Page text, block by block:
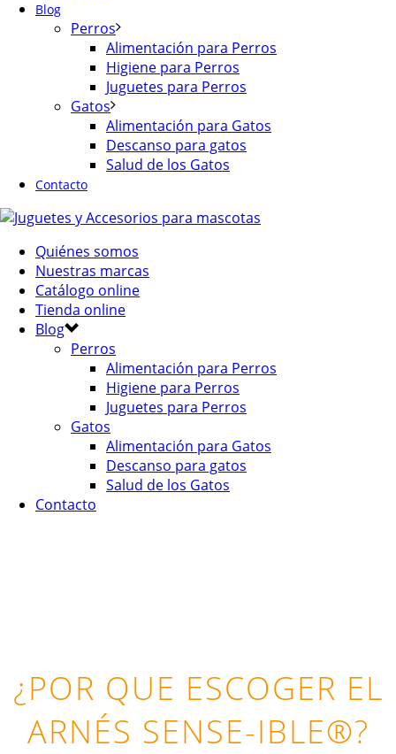
Blog
Perros
Alimentación para Perros
Higiene para Perros
Juguetes para Perros
Gatos
Alimentación para Gatos
Descanso para gatos
Salud de los Gatos
Contacto
Quiénes somos
Nuestras marcas
Catálogo online
Tienda online
Blog
Perros
Alimentación para Perros
Higiene para Perros
Juguetes para Perros
Gatos
Alimentación para Gatos
Descanso para gatos
Salud de los Gatos
Contacto
¿POR QUE ESCOGER EL
ARNÉS SENSE-IBLE®?